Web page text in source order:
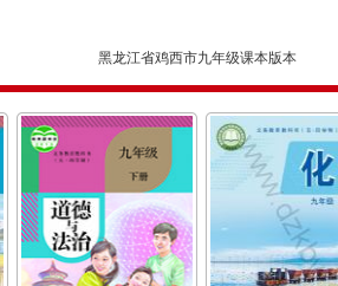
黑龙江省鸡西市九年级课本版本